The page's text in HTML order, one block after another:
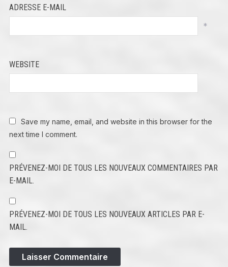
ADRESSE E-MAIL
*
WEBSITE
Save my name, email, and website in this browser for the
next time I comment.
PRÉVENEZ-MOI DE TOUS LES NOUVEAUX COMMENTAIRES PAR
E-MAIL.
PRÉVENEZ-MOI DE TOUS LES NOUVEAUX ARTICLES PAR E-
MAIL.